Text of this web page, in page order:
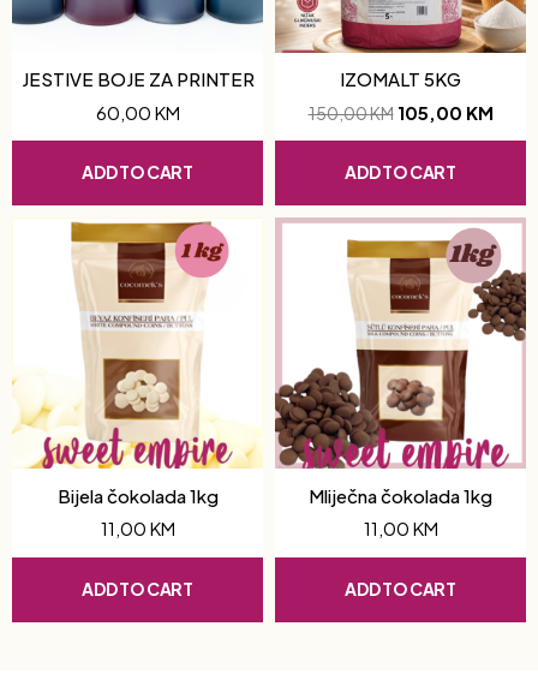
JESTIVE BOJE ZA PRINTER
60,00 KM
ADD TO CART
IZOMALT 5KG
150,00KM 105,00 KM
ADD TO CART
Bijela čokolada 1kg
11,00 KM
ADD TO CART
Mliječna čokolada 1kg
11,00 KM
ADD TO CART